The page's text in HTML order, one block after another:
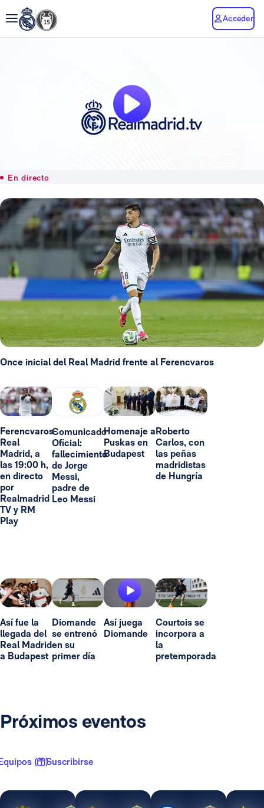
Acceder
En directo
Once inicial del Real Madrid frente al Ferencvaros
Ferencvaros-
Real
Madrid, a
las 19:00 h,
en directo
por
Realmadrid
TV y RM
Play
Comunicado
Oficial:
fallecimiento
de Jorge
Messi,
padre de
Leo Messi
Homenaje a
Puskas en
Budapest
Roberto
Carlos, con
las peñas
madridistas
de Hungría
Así fue la
llegada del
Real Madrid
a Budapest
Diomande
se entrenó
en su
primer día
Así juega
Diomande
Courtois se
incorpora a
la
pretemporada
Próximos eventos
( 1 )Suscribirse